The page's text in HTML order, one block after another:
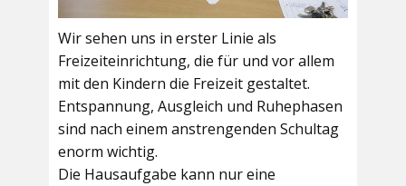
Wir sehen uns in erster Linie als
Freizeiteinrichtung, die für und vor allem
mit den Kindern die Freizeit gestaltet.
Entspannung, Ausgleich und Ruhephasen
sind nach einem anstrengenden Schultag
enorm wichtig.
Die Hausaufgabe kann nur eine